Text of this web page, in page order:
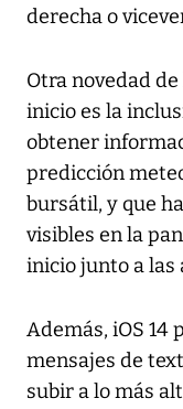
derecha o
Otra novedad
inicio es la
obtener
predicción
bursátil, y que
visibles en la
inicio junto a las
Además, iOS 14
mensajes de
subir a lo más